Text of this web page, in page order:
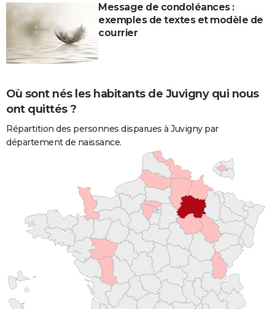
Message de condoléances :
exemples de textes et modèle de
courrier
Où sont nés les habitants de Juvigny qui nous
ont quittés ?
Répartition des personnes disparues à Juvigny par
département de naissance.